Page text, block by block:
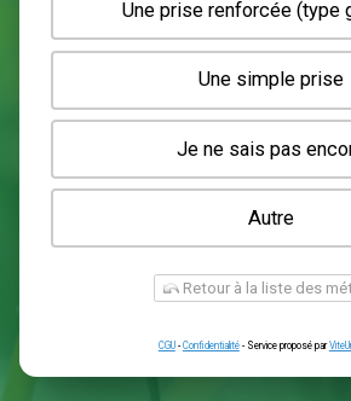
Une wallbox en
Une wallbox en
Une prise
Une
Je ne sais